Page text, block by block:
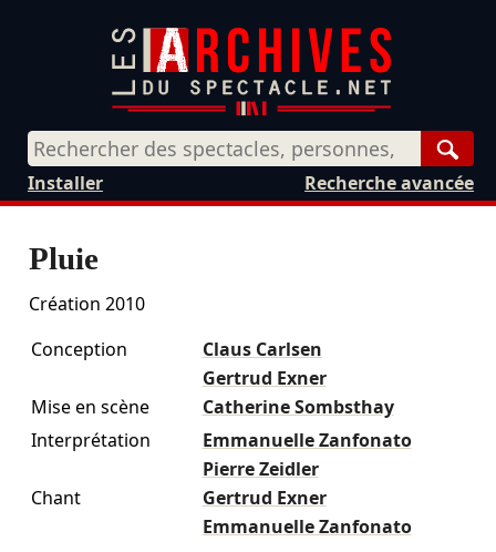
Recherche avancée
Installer
Pluie
Création 2010
Conception
Claus Carlsen
Gertrud Exner
Mise en scène
Catherine Sombsthay
Interprétation
Emmanuelle Zanfonato
Pierre Zeidler
Chant
Gertrud Exner
Emmanuelle Zanfonato